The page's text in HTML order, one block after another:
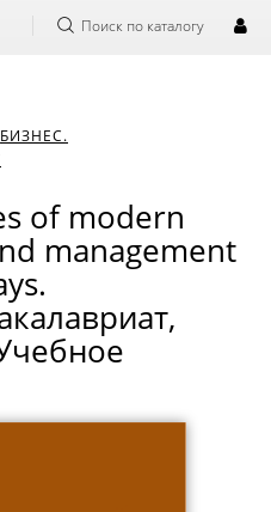
Поиск по каталогу
БИЗНЕС.
of modern
management